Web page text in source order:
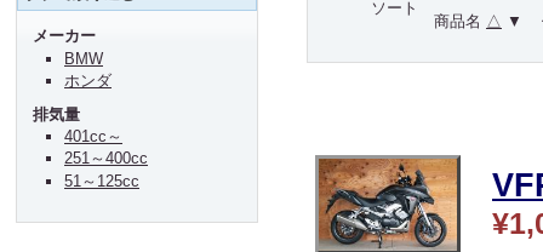
ソート
商品名 △ ▼
メーカー
BMW
ホンダ
排気量
401cc～
251～400cc
51～125cc